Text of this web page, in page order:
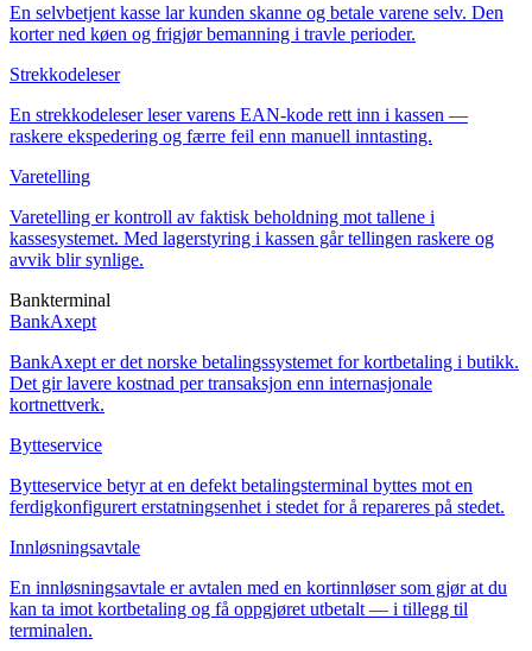
En selvbetjent kasse lar kunden skanne og betale varene selv. Den
korter ned køen og frigjør bemanning i travle perioder.
Strekkodeleser
En strekkodeleser leser varens EAN-kode rett inn i kassen —
raskere ekspedering og færre feil enn manuell inntasting.
Varetelling
Varetelling er kontroll av faktisk beholdning mot tallene i
kassesystemet. Med lagerstyring i kassen går tellingen raskere og
avvik blir synlige.
Bankterminal
BankAxept
BankAxept er det norske betalingssystemet for kortbetaling i butikk.
Det gir lavere kostnad per transaksjon enn internasjonale
kortnettverk.
Bytteservice
Bytteservice betyr at en defekt betalingsterminal byttes mot en
ferdigkonfigurert erstatningsenhet i stedet for å repareres på stedet.
Innløsningsavtale
En innløsningsavtale er avtalen med en kortinnløser som gjør at du
kan ta imot kortbetaling og få oppgjøret utbetalt — i tillegg til
terminalen.